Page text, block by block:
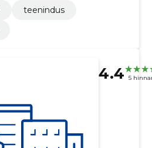
teenindus
4.4 5